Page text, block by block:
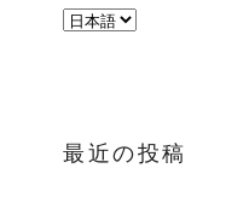
言
択
最近の投稿